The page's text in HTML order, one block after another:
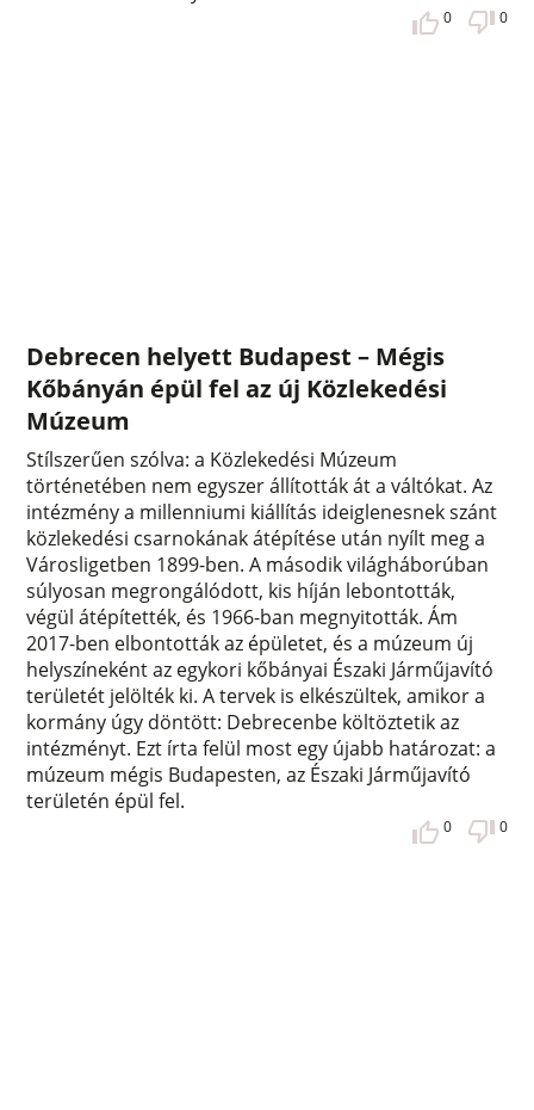
0 0
Debrecen helyett Budapest – Mégis
Kőbányán épül fel az új Közlekedési
Múzeum
Stílszerűen szólva: a Közlekedési Múzeum
történetében nem egyszer állították át a váltókat. Az
intézmény a millenniumi kiállítás ideiglenesnek szánt
közlekedési csarnokának átépítése után nyílt meg a
Városligetben 1899-ben. A második világháborúban
súlyosan megrongálódott, kis híján lebontották,
végül átépítették, és 1966-ban megnyitották. Ám
2017-ben elbontották az épületet, és a múzeum új
helyszíneként az egykori kőbányai Északi Járműjavító
területét jelölték ki. A tervek is elkészültek, amikor a
kormány úgy döntött: Debrecenbe költöztetik az
intézményt. Ezt írta felül most egy újabb határozat: a
múzeum mégis Budapesten, az Északi Járműjavító
területén épül fel.
0 0